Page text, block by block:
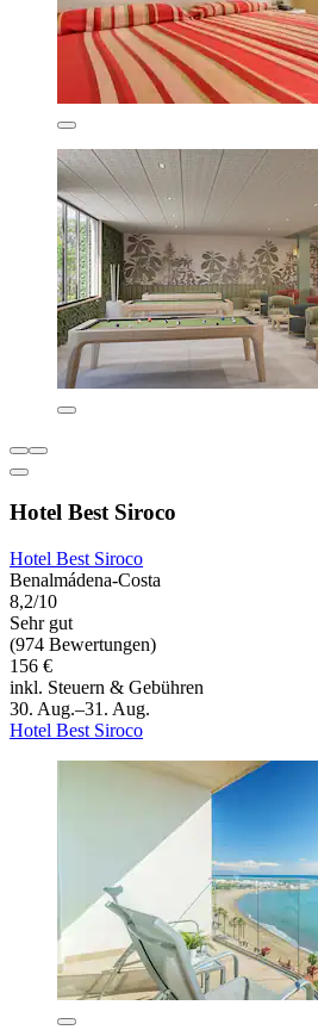
Hotel Best Siroco
Hotel Best Siroco
Benalmádena-Costa
8,2/10
Sehr gut
(974 Bewertungen)
156 €
inkl. Steuern & Gebühren
30. Aug.–31. Aug.
Hotel Best Siroco